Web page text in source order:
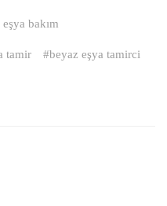
bakım
tamir beyaz eşya tamirci